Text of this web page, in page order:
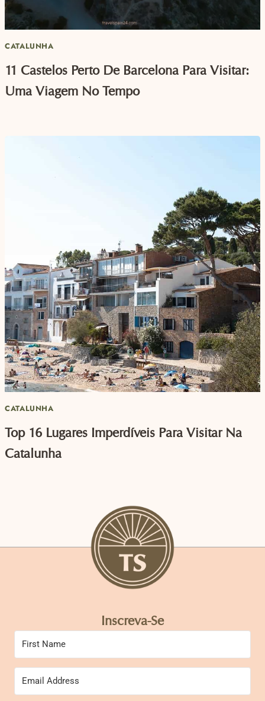
CATALUNHA
11 Castelos Perto De Barcelona Para Visitar:
Uma Viagem No Tempo
CATALUNHA
Top 16 Lugares Imperdíveis Para Visitar Na
Catalunha
Inscreva-Se